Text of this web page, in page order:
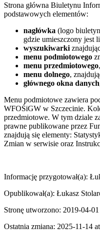
Strona główna Biuletynu
podstawowych elementów:
nagłówka (logo
gdzie umieszczony jest
wyszukiwarki
menu podmiotowego
menu przedmiotowego
menu dolnego,
głównego okna danych
Menu podmiotowe zawiera
WFOŚiGW w Szczecinie.
przedmiotowe. W tym dziale
prawne publikowane przez
znajdują się elementy:
Zmian w serwisie oraz
Informację przygotował(a):
Opublikował(a): Łukasz
Stronę utworzono: 2019-04-
Ostatnia zmiana: 2025-11-14